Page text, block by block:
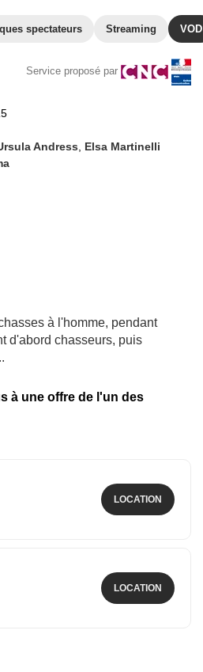
spectateurs Streaming VOD
Service proposé par
Andress
Elsa Martinelli
à l'homme, pendant
d'abord chasseurs, puis
à une offre de l'un des
LOCATION
LOCATION